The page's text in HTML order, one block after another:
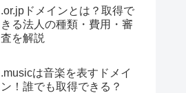
.or.jpドメインとは？取得で
きる法人の種類・費用・審
査を解説
.musicは音楽を表すドメイ
ン！誰でも取得できる？